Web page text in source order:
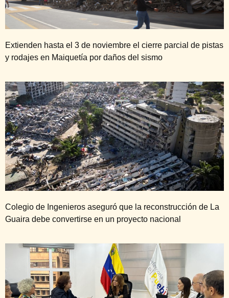
Extienden hasta el 3 de noviembre el cierre parcial de pistas
y rodajes en Maiquetía por daños del sismo
Colegio de Ingenieros aseguró que la reconstrucción de La
Guaira debe convertirse en un proyecto nacional